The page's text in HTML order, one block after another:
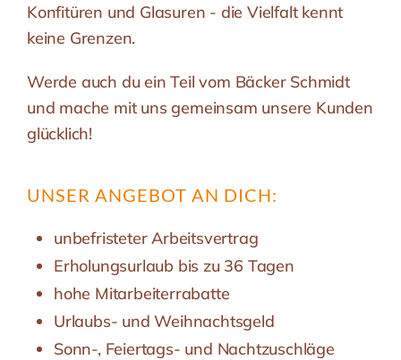
Konfitüren und Glasuren - die Vielfalt kennt
keine Grenzen.
Werde auch du ein Teil vom Bäcker Schmidt
und mache mit uns gemeinsam unsere Kunden
glücklich!
UNSER ANGEBOT AN DICH:
unbefristeter Arbeitsvertrag
Erholungsurlaub bis zu 36 Tagen
hohe Mitarbeiterrabatte
Urlaubs- und Weihnachtsgeld
Sonn-, Feiertags- und Nachtzuschläge